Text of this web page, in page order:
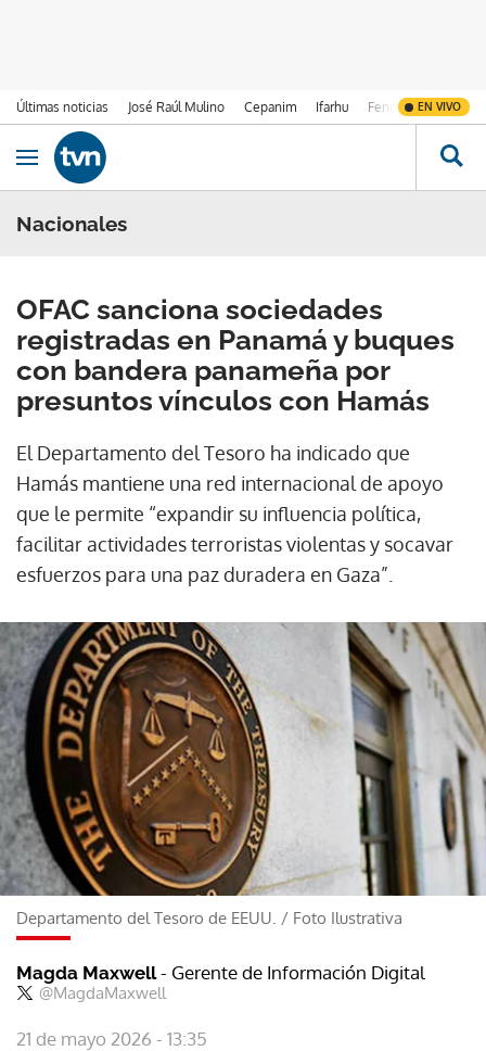
Últimas noticias José Raúl Mulino Cepanim Ifarhu Fenómeno de El
EN VIVO
Ir al contenido
Obrir navegació
Nacionales
OFAC sanciona sociedades
registradas en Panamá y buques
con bandera panameña por
presuntos vínculos con Hamás
El Departamento del Tesoro ha indicado que
Hamás mantiene una red internacional de apoyo
que le permite “expandir su influencia política,
facilitar actividades terroristas violentas y socavar
esfuerzos para una paz duradera en Gaza”.
Departamento del Tesoro de EEUU. / Foto Ilustrativa
Magda Maxwell- Gerente de Información Digital
@MagdaMaxwell
21 de mayo 2026 - 13:35